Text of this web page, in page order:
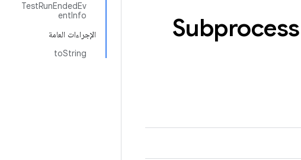
TestRunEndedEv
entInfo
الإجراءات العامة
toString
Subprocess